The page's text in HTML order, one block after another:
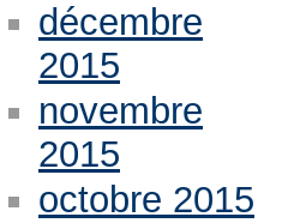
décembre
2015
novembre
2015
octobre 2015